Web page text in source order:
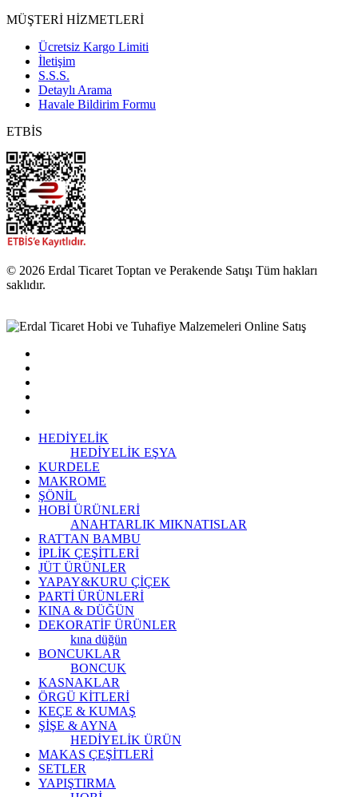
MÜŞTERİ HİZMETLERİ
Ücretsiz Kargo Limiti
İletişim
S.S.S.
Detaylı Arama
Havale Bildirim Formu
ETBİS
© 2026 Erdal Ticaret Toptan ve Perakende Satışı Tüm hakları
saklıdır.
HEDİYELİK
HEDİYELİK EŞYA
KURDELE
MAKROME
ŞÖNİL
HOBİ ÜRÜNLERİ
ANAHTARLIK MIKNATISLAR
RATTAN BAMBU
İPLİK ÇEŞİTLERİ
JÜT ÜRÜNLER
YAPAY&KURU ÇİÇEK
PARTİ ÜRÜNLERİ
KINA & DÜĞÜN
DEKORATİF ÜRÜNLER
kına düğün
BONCUKLAR
BONCUK
KASNAKLAR
ÖRGÜ KİTLERİ
KEÇE & KUMAŞ
ŞİŞE & AYNA
HEDİYELİK ÜRÜN
MAKAS ÇEŞİTLERİ
SETLER
YAPIŞTIRMA